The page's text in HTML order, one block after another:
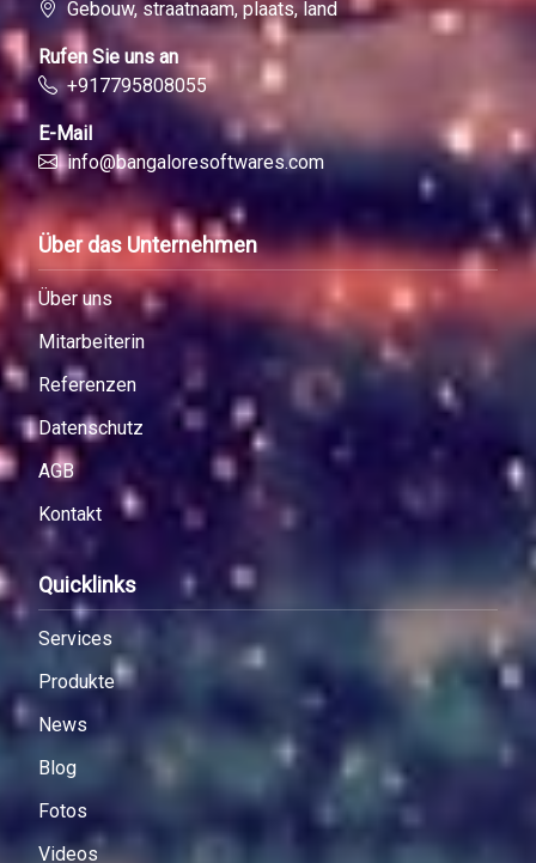
Gebouw, straatnaam, plaats, land
Rufen Sie uns an
+917795808055
E-Mail
info@bangaloresoftwares.com
Über das Unternehmen
Über uns
Mitarbeiterin
Referenzen
Datenschutz
AGB
Kontakt
Quicklinks
Services
Produkte
News
Blog
Fotos
Videos